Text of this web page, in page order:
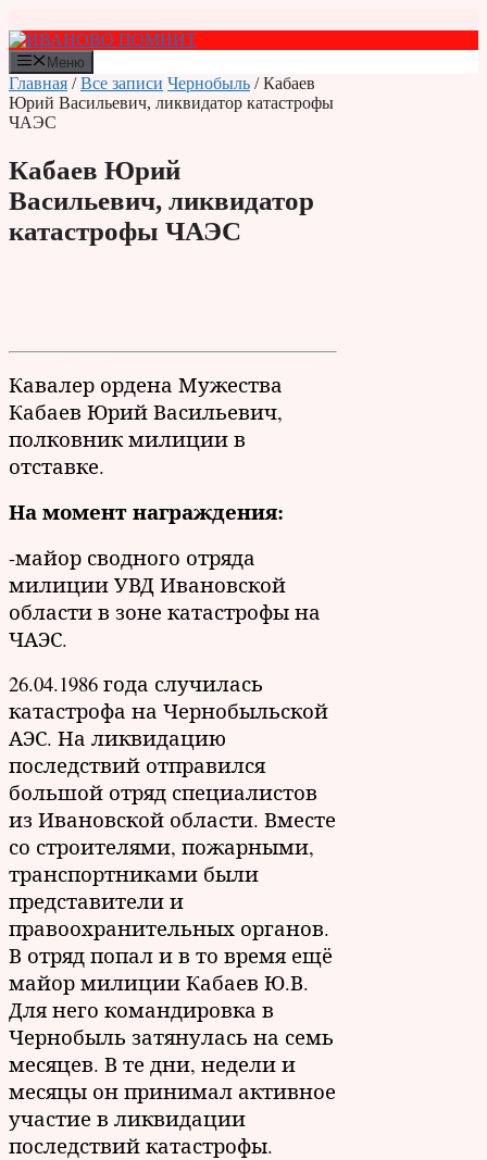
к
содержимому
Меню
Главная /Все записи Чернобыль / Кабаев
Юрий Васильевич, ликвидатор катастрофы
ЧАЭС
Кабаев Юрий
Васильевич, ликвидатор
катастрофы ЧАЭС
Кавалер ордена Мужества
Кабаев Юрий Васильевич,
полковник милиции в
отставке.
На момент награждения:
-майор сводного отряда
милиции УВД Ивановской
области в зоне катастрофы на
ЧАЭС.
26.04.1986 года случилась
катастрофа на Чернобыльской
АЭС. На ликвидацию
последствий отправился
большой отряд специалистов
из Ивановской области. Вместе
со строителями, пожарными,
транспортниками были
представители и
правоохранительных органов.
В отряд попал и в то время ещё
майор милиции Кабаев Ю.В.
Для него командировка в
Чернобыль затянулась на семь
месяцев. В те дни, недели и
месяцы он принимал активное
участие в ликвидации
последствий катастрофы.